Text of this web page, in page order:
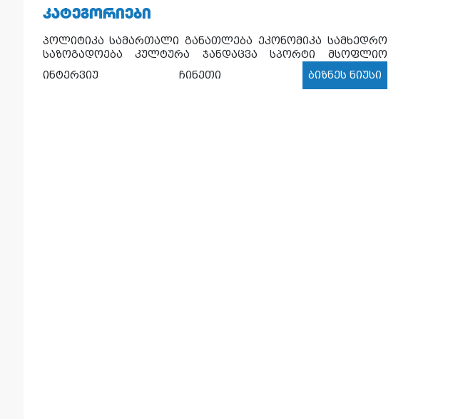
ᲙᲐᲢᲔᲒᲝᲠᲘᲔᲑᲘ
პოლიტიკა სამართალი განათლება ეკონომიკა სამხედრო
საზოგადოება
კულტურა ჯანდაცვა სპორტი
მსოფლიო
ინტერვიუ
ჩინეთი ბიზნეს ნიუსი